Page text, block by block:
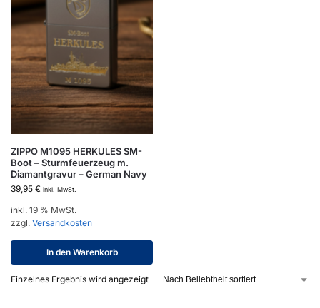
ZIPPO M1095 HERKULES SM-
Boot – Sturmfeuerzeug m.
Diamantgravur – German Navy
39,95 € inkl. MwSt.
inkl. 19 % MwSt.
zzgl. Versandkosten
In den Warenkorb
Einzelnes Ergebnis wird angezeigt